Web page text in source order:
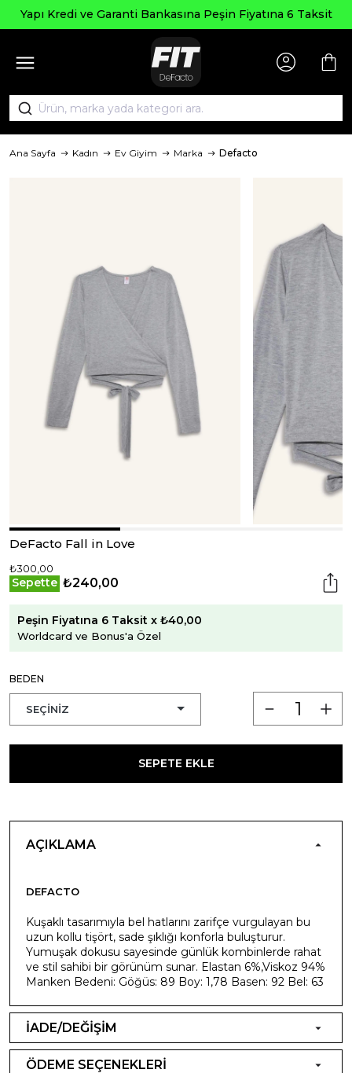
Yapı Kredi ve Garanti Bankasına Peşin Fiyatına 6 Taksit
Ana Sayfa Kadın Ev Giyim Marka Defacto
DeFacto Fall in Love
₺300,00
Sepette ₺240,00
Peşin Fiyatına 6 Taksit x ₺40,00
Worldcard ve Bonus'a Özel
BEDEN
SEPETE EKLE
AÇIKLAMA
DEFACTO
Kuşaklı tasarımıyla bel hatlarını zarifçe vurgulayan bu
uzun kollu tişört, sade şıklığı konforla buluşturur.
Yumuşak dokusu sayesinde günlük kombinlerde rahat
ve stil sahibi bir görünüm sunar. Elastan 6%,Viskoz 94%
Manken Bedeni: Göğüs: 89 Boy: 1,78 Basen: 92 Bel: 63
İADE/DEĞİŞİM
ÖDEME SEÇENEKLERİ